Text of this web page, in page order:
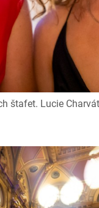
štafet. Lucie